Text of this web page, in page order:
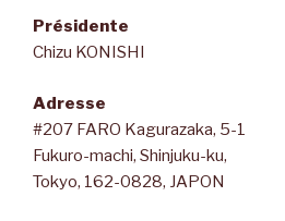
Présidente
Chizu KONISHI
Adresse
#207 FARO Kagurazaka, 5-1
Fukuro-machi, Shinjuku-ku,
Tokyo, 162-0828, JAPON